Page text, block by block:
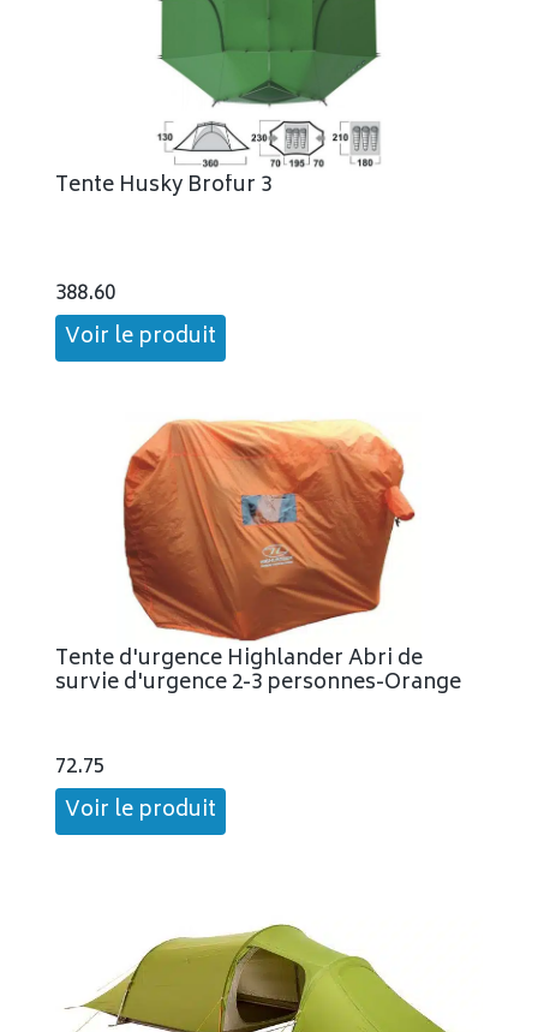
Tente Husky Brofur 3
388.60
Voir le produit
Tente d'urgence Highlander Abri de
survie d'urgence 2-3 personnes-Orange
72.75
Voir le produit